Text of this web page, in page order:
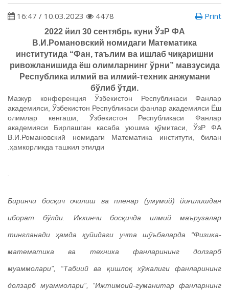
16:47 / 10.03.2023 4478 Print
2022 йил 30 сентябрь куни ЎзР ФА
В.И.Романовский номидаги Математика
институтида “Фан, таълим ва ишлаб чиқаришни
ривожланишида ёш олимларнинг ўрни” мавзусида
Республика илмий ва илмий-техник анжумани
бўлиб ўтди.
Мазкур конференция Ўзбекистон Республикаси Фанлар
академияси, Ўзбекистон Республикаси фанлар академияси Ёш
олимлар кенгаши, Ўзбекистон Республикаси Фанлар
академияси Бирлашган касаба уюшма қўмитаси, ЎзР ФА
В.И.Романовский номидаги Математика институти, билан
ҳамкорликда ташкил этилди.
Биринчи босқич очилиш ва пленар (умумий) йиғилишдан
иборат бўлди. Иккинчи босқичда илмий маърузалар
тингланади ҳамда қуйидаги учта шўъбаларда “Физика-
математика ва техника фанларининг долзарб
муаммолари”, “Табиий ва қишлоқ хўжалиги фанларининг
долзарб муаммолари”, “Ижтимоий-гуманитар фанларнинг